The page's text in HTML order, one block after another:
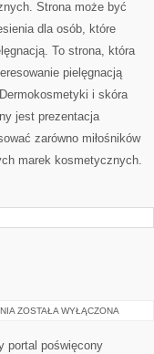
Strona może być
dla osób, które
To strona, która
pielęgnacją
i skóra
jest prezentacja
zarówno miłośników
marek kosmetycznych.
DIY
MAKIJAŻ
ZOSTAŁA WYŁĄCZONA
portal poświęcony